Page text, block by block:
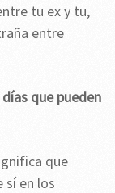
tu ex y tu,
entre
que pueden
que
sí en los